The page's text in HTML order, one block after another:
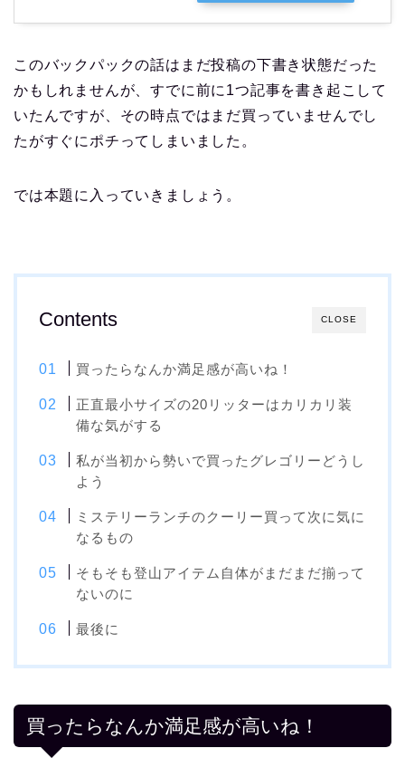
このバックパックの話はまだ投稿の下書き状態だった
かもしれませんが、すでに前に1つ記事を書き起こして
いたんですが、その時点ではまだ買っていませんでし
たがすぐにポチってしまいました。
では本題に入っていきましょう。
CLOSE
Contents
買ったらなんか満足感が高いね！
正直最小サイズの20リッターはカリカリ装
備な気がする
私が当初から勢いで買ったグレゴリーどうし
よう
ミステリーランチのクーリー買って次に気に
なるもの
そもそも登山アイテム自体がまだまだ揃って
ないのに
最後に
買ったらなんか満足感が高いね！